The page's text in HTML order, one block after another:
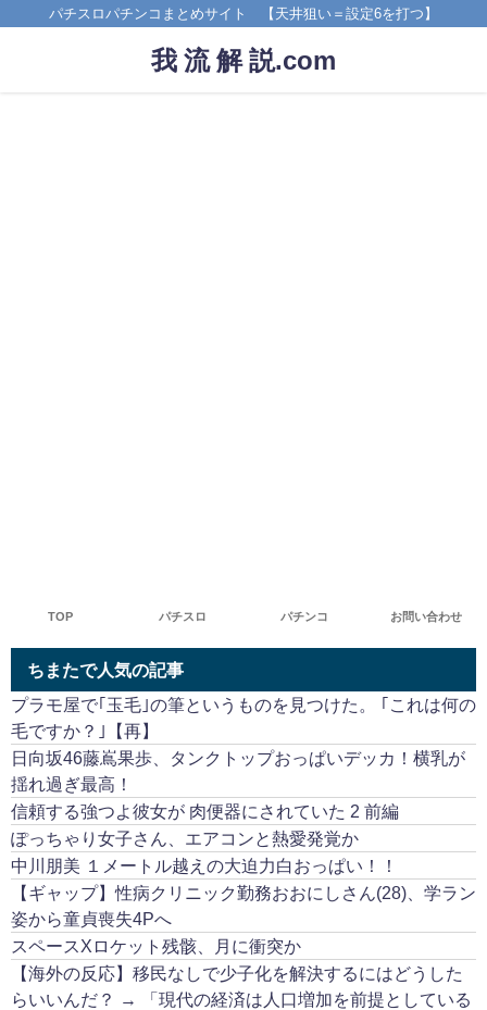
パチスロパチンコまとめサイト 【天井狙い＝設定6を打つ】
我 流 解 説.com
TOP パチスロ パチンコ お問い合わせ
ちまたで人気の記事
プラモ屋で｢玉毛｣の筆というものを見つけた。 ｢これは何の
毛ですか？｣【再】
日向坂46藤嶌果歩、タンクトップおっぱいデッカ！横乳が
揺れ過ぎ最高！
信頼する強つよ彼女が 肉便器にされていた 2 前編
ぽっちゃり女子さん、エアコンと熱愛発覚か
中川朋美 １メートル越えの大迫力白おっぱい！！
【ギャップ】性病クリニック勤務おおにしさん(28)、学ラン
姿から童貞喪失4Pへ
スペースXロケット残骸、月に衝突か
【海外の反応】移民なしで少子化を解決するにはどうした
らいいんだ？ → 「現代の経済は人口増加を前提としている